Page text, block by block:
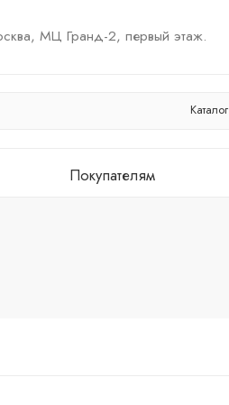
МЦ Гранд-2, первый этаж.
Каталог
Покупателям